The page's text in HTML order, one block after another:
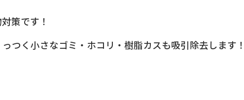
策です！
つく小さなゴミ・ホコリ・樹脂カスも吸引除去します！